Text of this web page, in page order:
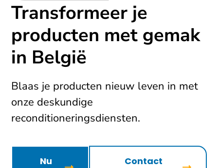
Transformeer je
producten met gemak
in België
Blaas je producten nieuw leven in met
onze deskundige
reconditioneringsdiensten.
Nu
Contact